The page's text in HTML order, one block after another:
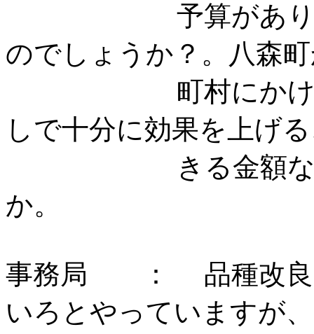
予算があります
のでしょうか？。八森
町村にかけて、
しで十分に効果を上げ
きる金額なの
事務局 ： 品種改良
いろとやっていますが